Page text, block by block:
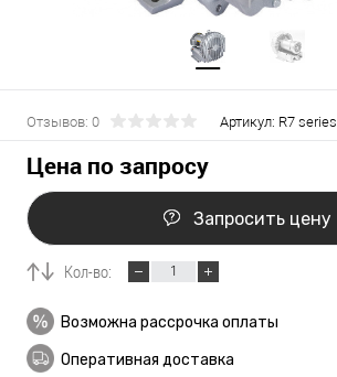
Отзывов: 0 Артикул: R7 series
Цена по запросу
Запросить цену
Кол-во:
Возможна рассрочка оплаты
Оперативная доставка